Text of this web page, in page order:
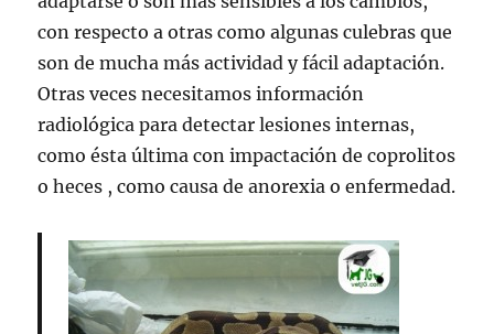
con respecto a otras como algunas culebras que
son de mucha más actividad y fácil adaptación.
Otras veces necesitamos información
radiológica para detectar lesiones internas,
como ésta última con impactación de coprolitos
o heces , como causa de anorexia o enfermedad.